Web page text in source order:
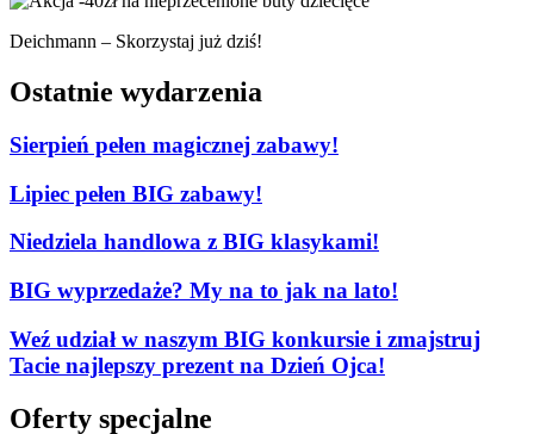
Deichmann – Skorzystaj już dziś!
Ostatnie wydarzenia
Sierpień pełen magicznej zabawy!
Lipiec pełen BIG zabawy!
Niedziela handlowa z BIG klasykami!
BIG wyprzedaże? My na to jak na lato!
Weź udział w naszym BIG konkursie i zmajstruj
Tacie najlepszy prezent na Dzień Ojca!
Oferty specjalne